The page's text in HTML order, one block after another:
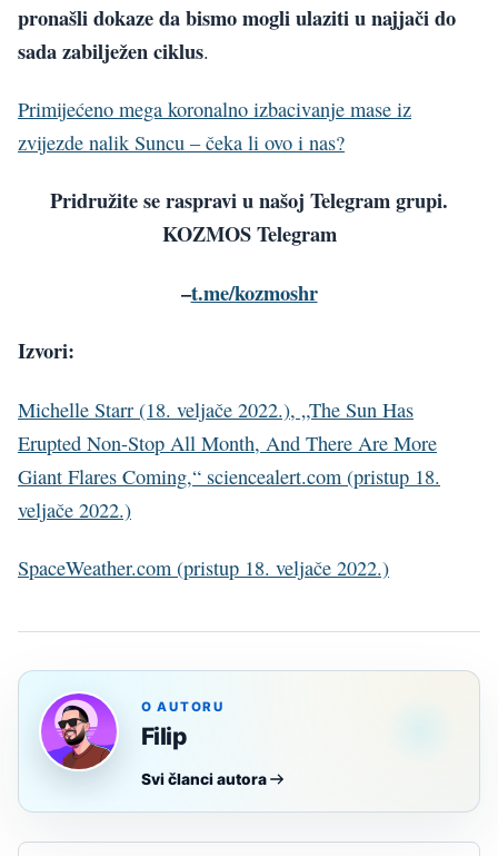
pronašli dokaze da bismo mogli ulaziti u najjači do
sada zabilježen ciklus.
Primijećeno mega koronalno izbacivanje mase iz
zvijezde nalik Suncu – čeka li ovo i nas?
Pridružite se raspravi u našoj Telegram grupi.
KOZMOS Telegram
–t.me/kozmoshr
Izvori:
Michelle Starr (18. veljače 2022.), „The Sun Has
Erupted Non-Stop All Month, And There Are More
Giant Flares Coming,“ sciencealert.com (pristup 18.
veljače 2022.)
SpaceWeather.com (pristup 18. veljače 2022.)
O AUTORU
Filip
Svi članci autora